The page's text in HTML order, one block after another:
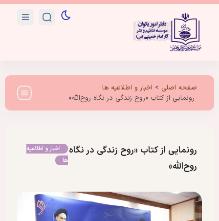
صفحه اصلی > اخبار و اطلاعیه ها :
رونمایی از کتاب «روح‌ زندگی در نگاه روح‌الله»
رونمایی از کتاب «روح‌ زندگی در نگاه
روح‌الله»
اخبار و اطلاعیه
ها